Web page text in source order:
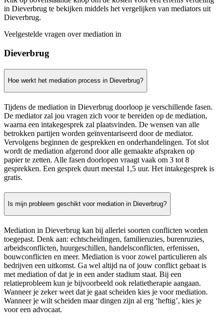
in Dieverbrug te bekijken middels het vergelijken van mediators uit
Dieverbrug.
Veelgestelde vragen over mediation in
Dieverbrug
Hoe werkt het mediation process in Dieverbrug?
Tijdens de mediation in Dieverbrug doorloop je verschillende fasen.
De mediator zal jou vragen zich voor te bereiden op de mediation,
waarna een intakegesprek zal plaatsvinden. De wensen van alle
betrokken partijen worden geïnventariseerd door de mediator.
Vervolgens beginnen de gesprekken en onderhandelingen. Tot slot
wordt de mediation afgerond door alle gemaakte afspraken op
papier te zetten. Alle fasen doorlopen vraagt vaak om 3 tot 8
gesprekken. Een gesprek duurt meestal 1,5 uur. Het intakegesprek is
gratis.
Is mijn probleem geschikt voor mediation in Dieverbrug?
Mediation in Dieverbrug kan bij allerlei soorten conflicten worden
toegepast. Denk aan: echtscheidingen, familieruzies, burenruzies,
arbeidsconflicten, huurgeschillen, handelsconflicten, erfenissen,
bouwconflicten en meer. Mediation is voor zowel particulieren als
bedrijven een uitkomst. Ga wel altijd na of jouw conflict gebaat is
met mediation of dat je in een ander stadium staat. Bij een
relatieprobleem kun je bijvoorbeeld ook relatietherapie aangaan.
Wanneer je zeker weet dat je gaat scheiden kies je voor mediation.
Wanneer je wilt scheiden maar dingen zijn al erg ‘heftig’, kies je
voor een advocaat.